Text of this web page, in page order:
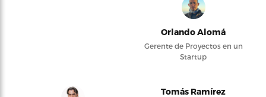
Orlando Alomá
Gerente de Proyectos en un
Startup
Tomás Ramírez